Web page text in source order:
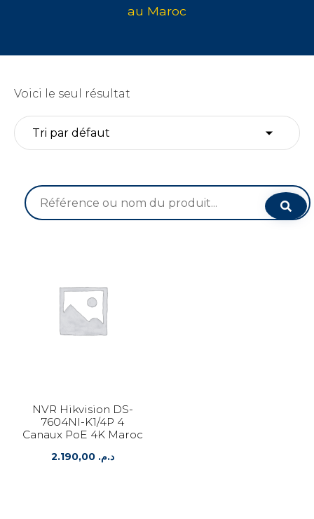
Voici le seul résultat
Recherche
pour :
NVR Hikvision DS-
7604NI-K1/4P 4
Canaux PoE 4K Maroc
د.م. 2.190,00